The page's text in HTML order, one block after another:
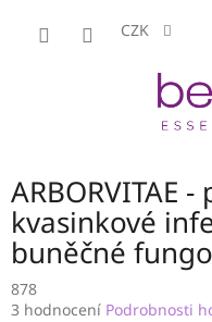
CZK
ARBORVITAE
kvasinkové
buněčné
878
Průměrné
3 hodnocení Podrobnosti